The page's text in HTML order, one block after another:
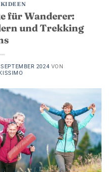
für Wanderer:
und Trekking
2024 VON